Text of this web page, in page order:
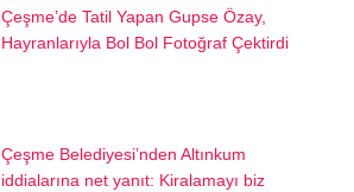
Çeşme’de Tatil Yapan Gupse Özay,
Hayranlarıyla Bol Bol Fotoğraf Çektirdi
Çeşme Belediyesi’nden Altınkum
iddialarına net yanıt: Kiralamayı biz